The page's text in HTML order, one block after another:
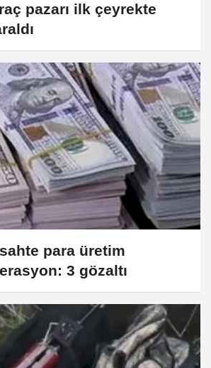
pazarı ilk çeyrekte
para üretim
3 gözaltı